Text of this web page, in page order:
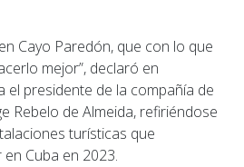
Cayo Paredón, que con lo que
mejor”, declaró en
el presidente de la compañía de
Rebelo de Almeida, refiriéndose
turísticas que
Cuba en 2023.